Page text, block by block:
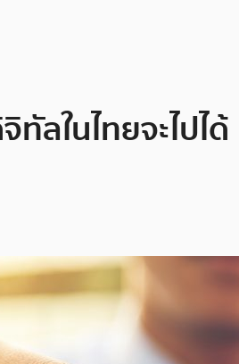
ทัลในไทยจะไปได้